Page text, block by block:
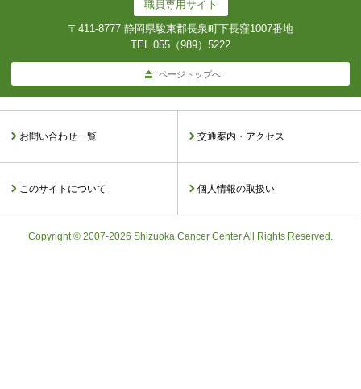
職員専用サイト
〒411-8777 静岡県駿東郡長泉町下長窪1007番地
TEL.055（989）5222
ページトップへ
お問い合わせ一覧 交通案内・アクセス
このサイトについて 個人情報の取扱い
Copyright © 2007-2026 Shizuoka Cancer Center All Rights Reserved.